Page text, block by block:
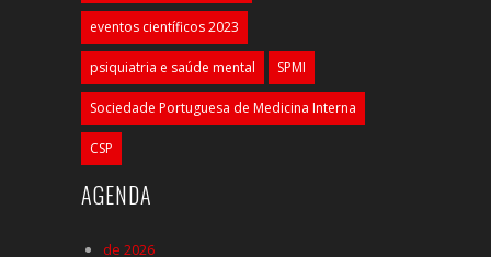
eventos científicos 2023
psiquiatria e saúde mental SPMI
Sociedade Portuguesa de Medicina Interna
CSP
AGENDA
de 2026